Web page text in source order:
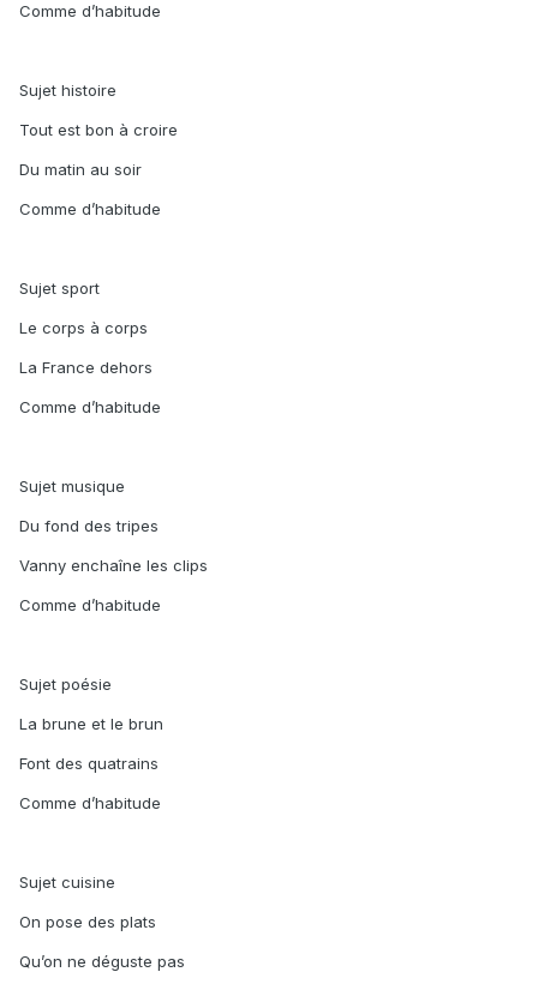
Comme d’habitude
Sujet histoire
Tout est bon à croire
Du matin au soir
Comme d’habitude
Sujet sport
Le corps à corps
La France dehors
Comme d’habitude
Sujet musique
Du fond des tripes
Vanny enchaîne les clips
Comme d’habitude
Sujet poésie
La brune et le brun
Font des quatrains
Comme d’habitude
Sujet cuisine
On pose des plats
Qu’on ne déguste pas